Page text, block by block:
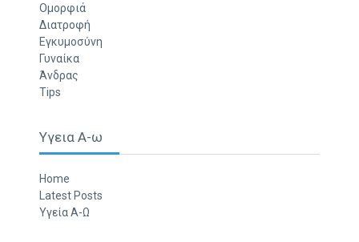
Ομορφιά
Διατροφή
Εγκυμοσύνη
Γυναίκα
Άνδρας
Tips
Υγεια Α-ω
Home
Latest Posts
Υγεία Α-Ω